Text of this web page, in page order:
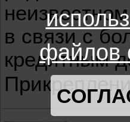
в связи с
кредитным
файлов